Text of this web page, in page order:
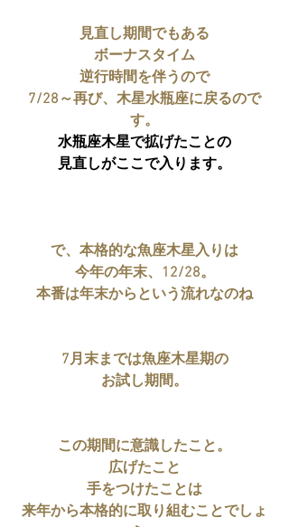
見直し期間でもある
ボーナスタイム
逆行時間を伴うので
7/28～再び、木星水瓶座に戻るので
す。
水瓶座木星で拡げたことの
見直しがここで入ります。
で、本格的な魚座木星入りは
今年の年末、12/28。
本番は年末からという流れなのね
7月末までは魚座木星期の
お試し期間。
この期間に意識したこと。
広げたこと
手をつけたことは
来年から本格的に取り組むことでしょ